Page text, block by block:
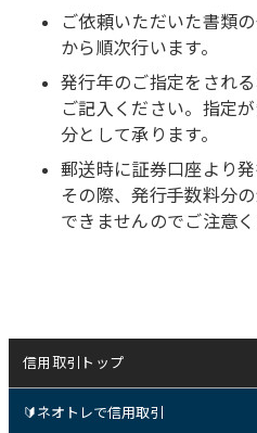
ご依頼いただいた書類
から順次行います。
発行年のご指定をされ
ご記入ください。指定
分として承ります。
郵送時に証券口座より
その際、発行手数料分
できませんのでご注意く
信用取引トップ
🔰ネオトレで信用取引